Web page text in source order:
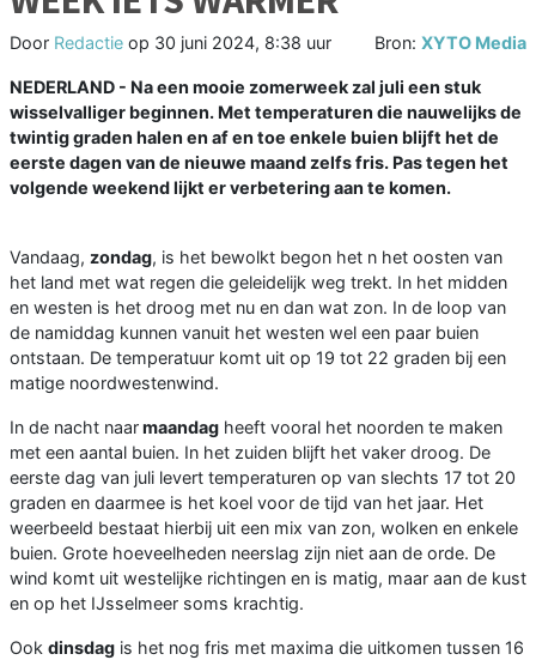
Door Redactie op 30 juni 2024, 8:38 uur Bron: XYTO Media
NEDERLAND - Na een mooie zomerweek zal juli een stuk
wisselvalliger beginnen. Met temperaturen die nauwelijks de
twintig graden halen en af en toe enkele buien blijft het de
eerste dagen van de nieuwe maand zelfs fris. Pas tegen het
volgende weekend lijkt er verbetering aan te komen.
Vandaag, zondag, is het bewolkt begon het n het oosten van
het land met wat regen die geleidelijk weg trekt. In het midden
en westen is het droog met nu en dan wat zon. In de loop van
de namiddag kunnen vanuit het westen wel een paar buien
ontstaan. De temperatuur komt uit op 19 tot 22 graden bij een
matige noordwestenwind.
In de nacht naarmaandag heeft vooral het noorden te maken
met een aantal buien. In het zuiden blijft het vaker droog. De
eerste dag van juli levert temperaturen op van slechts 17 tot 20
graden en daarmee is het koel voor de tijd van het jaar. Het
weerbeeld bestaat hierbij uit een mix van zon, wolken en enkele
buien. Grote hoeveelheden neerslag zijn niet aan de orde. De
wind komt uit westelijke richtingen en is matig, maar aan de kust
en op het IJsselmeer soms krachtig.
Ook dinsdag is het nog fris met maxima die uitkomen tussen 16